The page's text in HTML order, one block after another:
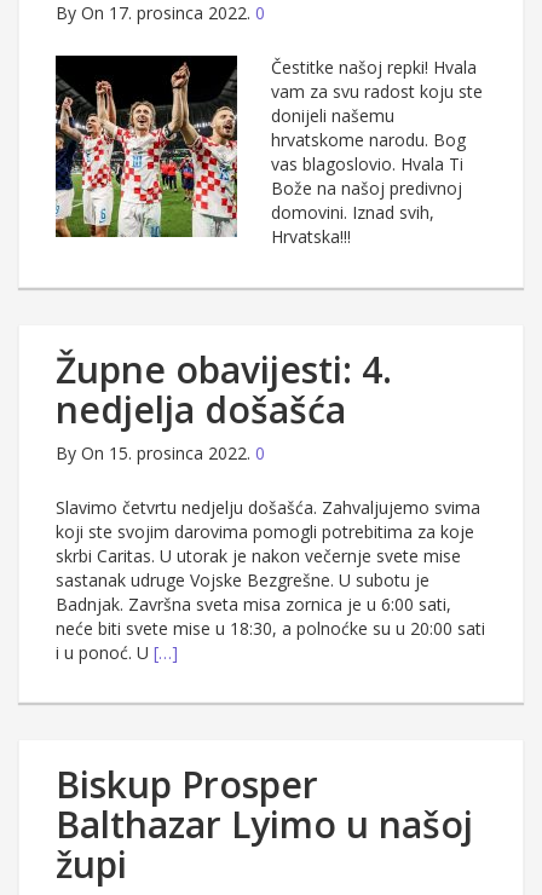
By On 17. prosinca 2022. 0
Čestitke našoj repki! Hvala
vam za svu radost koju ste
donijeli našemu
hrvatskome narodu. Bog
vas blagoslovio. Hvala Ti
Bože na našoj predivnoj
domovini. Iznad svih,
Hrvatska!!!
Župne obavijesti: 4.
nedjelja došašća
By On 15. prosinca 2022. 0
Slavimo četvrtu nedjelju došašća. Zahvaljujemo svima
koji ste svojim darovima pomogli potrebitima za koje
skrbi Caritas. U utorak je nakon večernje svete mise
sastanak udruge Vojske Bezgrešne. U subotu je
Badnjak. Završna sveta misa zornica je u 6:00 sati,
neće biti svete mise u 18:30, a polnoćke su u 20:00 sati
i u ponoć. U […]
Biskup Prosper
Balthazar Lyimo u našoj
župi